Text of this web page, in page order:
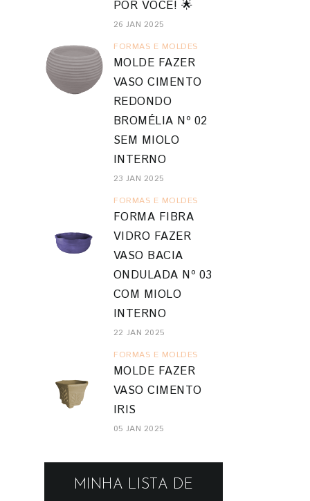
POR VOCÊ! 🌟
26 JAN 2025
FORMAS E MOLDES
MOLDE FAZER
VASO CIMENTO
REDONDO
BROMÉLIA Nº 02
SEM MIOLO
INTERNO
23 JAN 2025
FORMAS E MOLDES
FORMA FIBRA
VIDRO FAZER
VASO BACIA
ONDULADA Nº 03
COM MIOLO
INTERNO
22 JAN 2025
FORMAS E MOLDES
MOLDE FAZER
VASO CIMENTO
IRIS
05 JAN 2025
MINHA LISTA DE